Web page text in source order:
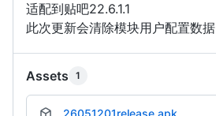
适配到贴吧22.6.1.1
此次更新会清除模块用户配置数据
Assets 1